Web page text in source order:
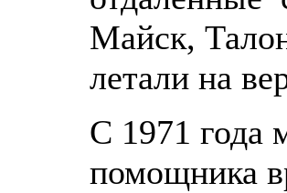
Майск,
летали на
С 1971 года
помощника